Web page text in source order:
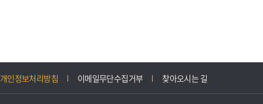
개인정보처리방침 이메일무단수집거부 찾아오시는 길